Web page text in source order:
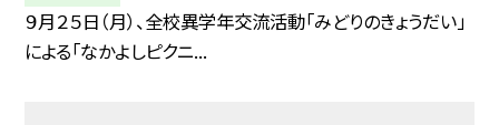
９月２５日（月）、全校異学年交流活動「みどりのきょうだい」
による「なかよしピクニ...